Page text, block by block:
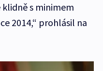
klidně s minimem
2014,“ prohlásil na